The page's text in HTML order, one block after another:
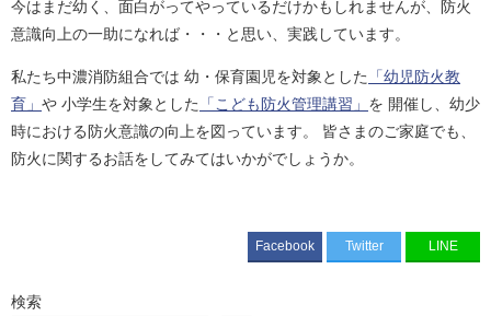
今はまだ幼く、面白がってやっているだけかもしれませんが、防火
意識向上の一助になれば・・・と思い、実践しています。
私たち中濃消防組合では 幼・保育園児を対象とした
「幼児防火教
育」 や 小学生を対象とした 「こども防火管理講習」 を 開催し、幼少
時における防火意識の向上を図っています。 皆さまのご家庭でも、
防火に関するお話をしてみてはいかがでしょうか。
Facebook Twitter LINE
検索